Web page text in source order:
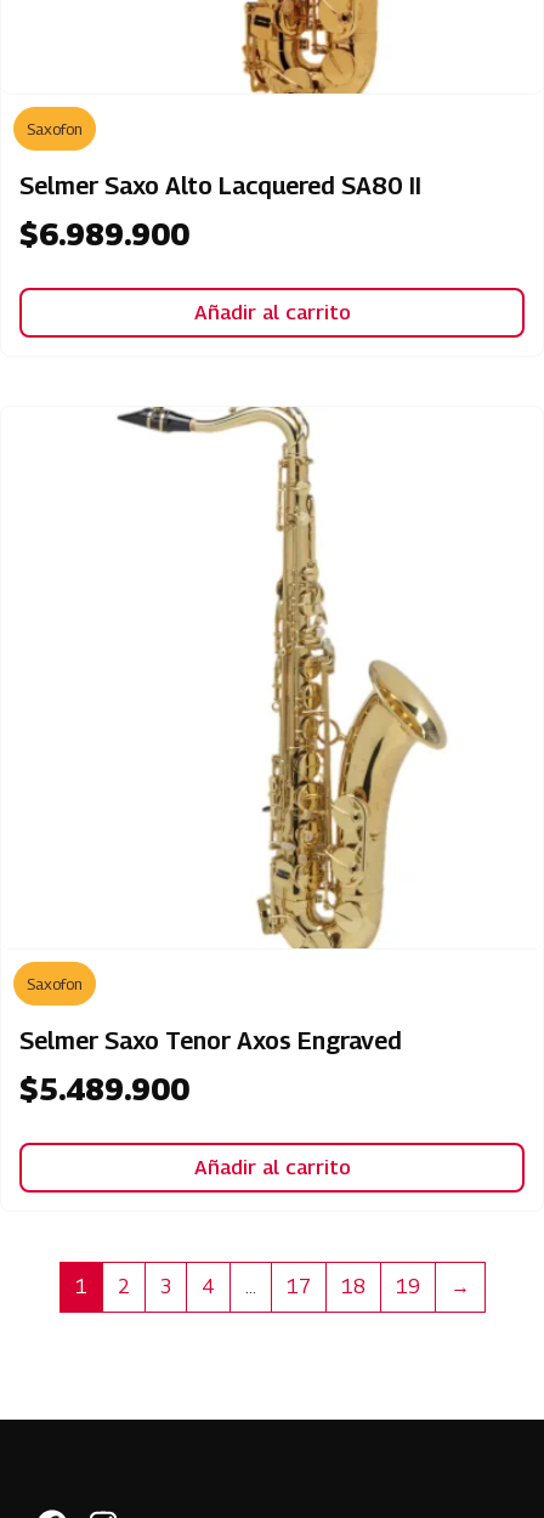
Saxofon
Selmer Saxo Alto Lacquered SA80 II
$6.989.900
Añadir al carrito
Saxofon
Selmer Saxo Tenor Axos Engraved
$5.489.900
Añadir al carrito
1 2 3 4 … 17 18 19 →